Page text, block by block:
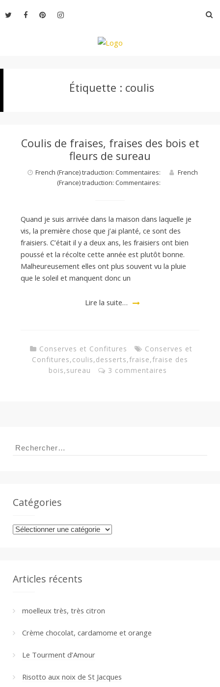
au
Étiquette : coulis
Coulis de fraises, fraises des bois et
fleurs de sureau
French (France) traduction: Commentaires:
French
(France) traduction: Commentaires:
Quand je suis arrivée dans la maison dans laquelle je
vis, la première chose que j’ai planté, ce sont des
fraisiers. C’était il y a deux ans, les fraisiers ont bien
poussé et la récolte cette année est plutôt bonne.
Malheureusement elles ont plus souvent vu la pluie
que le soleil et manquent donc un
Lire la suite…
Conserves et Confitures
Conserves et
Confitures,coulis,desserts,fraise,fraise des
bois,sureau 3 commentaires
Rechercher :
Catégories
Catégories
Articles récents
moelleux très, très citron
Crème chocolat, cardamome et orange
Le Tourment d’Amour
Risotto aux noix de St Jacques